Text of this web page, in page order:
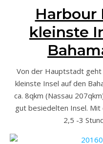
Harbour
kleinste
Von der Hauptstadt
kleinste Insel auf den
ca. 8qkm (Nassau
gut besiedelten Insel. Mit
2,5 -3